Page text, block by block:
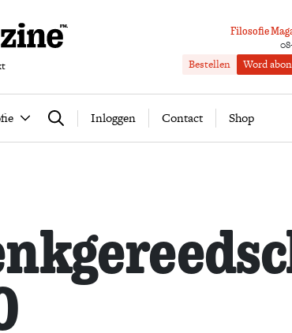
Filosofie
Bestellen Word
Zoeken Inloggen Contact Shop
Alles over filosofie Word abonnee